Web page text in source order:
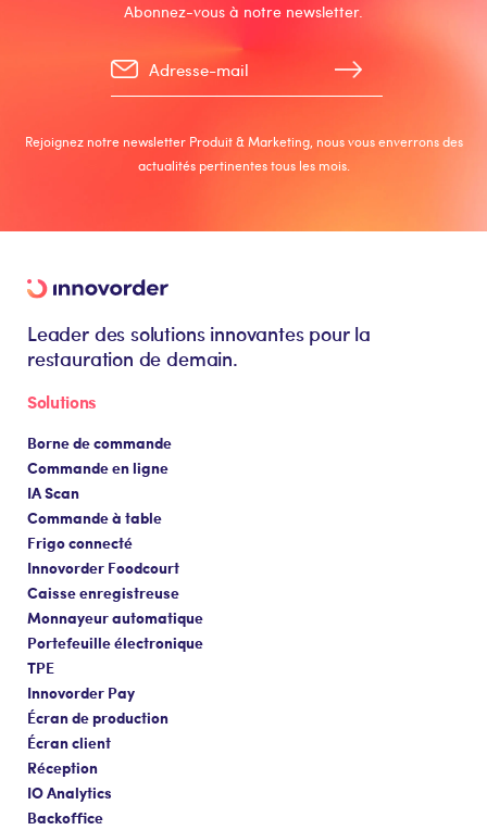
Abonnez-vous à notre newsletter.
Rejoignez notre newsletter Produit & Marketing, nous vous enverrons des
actualités pertinentes tous les mois.
Leader des solutions innovantes pour la
restauration de demain.
Solutions
Borne de commande
Commande en ligne
IA Scan
Commande à table
Frigo connecté
Innovorder Foodcourt
Caisse enregistreuse
Monnayeur automatique
Portefeuille électronique
TPE
Innovorder Pay
Écran de production
Écran client
Réception
IO Analytics
Backoffice